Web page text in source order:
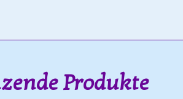
Produkte